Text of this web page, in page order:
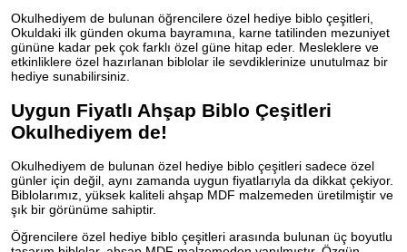
Okulhediyem de bulunan öğrencilere özel hediye biblo çeşitleri,
Okuldaki ilk günden okuma bayramına, karne tatilinden mezuniyet
gününe kadar pek çok farklı özel güne hitap eder. Mesleklere ve
etkinliklere özel hazırlanan biblolar ile sevdiklerinize unutulmaz bir
hediye sunabilirsiniz.
Uygun Fiyatlı Ahşap Biblo Çeşitleri
Okulhediyem de!
Okulhediyem de bulunan özel hediye biblo çeşitleri sadece özel
günler için değil, aynı zamanda uygun fiyatlarıyla da dikkat çekiyor.
Biblolarımız, yüksek kaliteli ahşap MDF malzemeden üretilmiştir ve
şık bir görünüme sahiptir.
Öğrencilere özel hediye biblo çeşitleri arasında bulunan üç boyutlu